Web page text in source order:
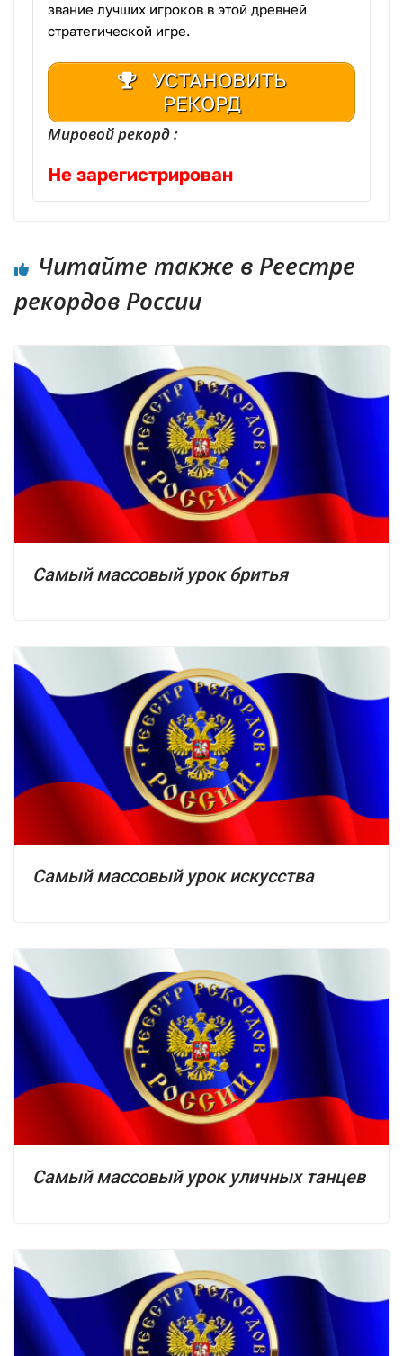
звание лучших игроков в этой древней
стратегической игре.
УСТАНОВИТЬ
РЕКОРД
Мировой рекорд :
Не зарегистрирован
Читайте также в Реестре
рекордов России
Самый массовый урок бритья
Самый массовый урок искусства
Самый массовый урок уличных танцев